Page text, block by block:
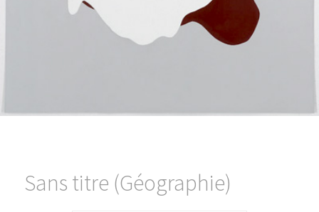
Sans titre (Géographie)